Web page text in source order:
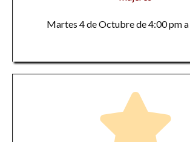
Martes 4 de Octubre de 4:00 pm